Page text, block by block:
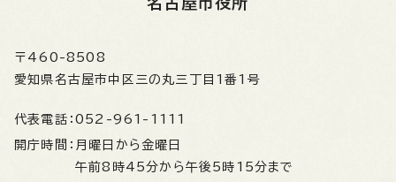
〒460-8508
愛知県名古屋市中区三の丸三丁目1番1号
代表電話： 052-961-1111
開庁時間： 月曜日から金曜日
午前8時45分から午後5時15分まで